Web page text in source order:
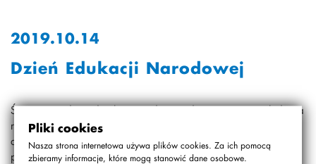
Pliki cookies
Nasza strona internetowa używa plików cookies. Za ich pomocą
zbieramy informacje, które mogą stanowić dane osobowe.
2019.10.14
Dzień Edukacji Narodowej
Święto zostało podzielone na dwa wydarzenia ze względu na
roczniki. Na wstępie klas 5-8 przedstawiono część
artystyczną w postaci wystąpienia teatralnego
przygotowanego przez ósmoklasistów oraz turnieju “Jaka to